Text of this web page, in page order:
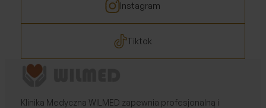
Instagram
Tiktok
Klinika Medyczna WILMED zapewnia profesjonalną i